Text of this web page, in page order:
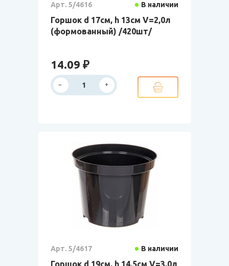
Арт. 5/4616 В наличии
Горшок d 17см, h 13см V=2,0л
(формованный) /420шт/
14.09 ₽
Арт. 5/4617 В наличии
Горшок d 19см, h 14,5см V=3,0л